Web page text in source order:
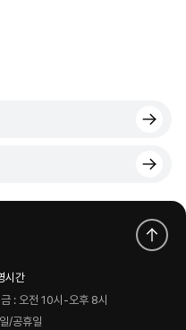
시간
: 오전 10시-오후 8시
/공휴일